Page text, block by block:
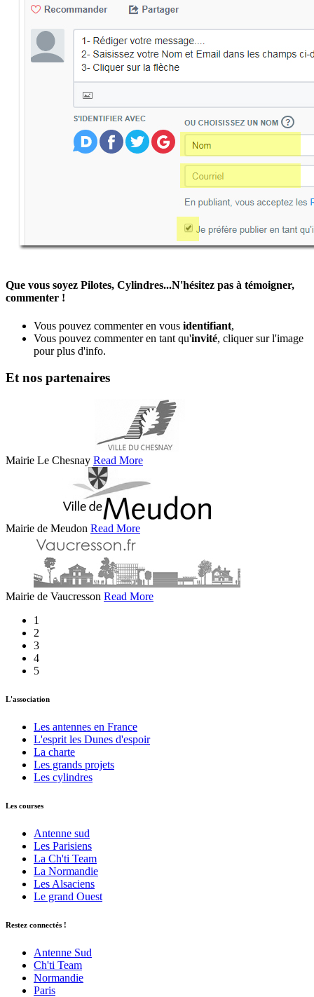
Que vous soyez Pilotes, Cylindres...N'hésitez pas à témoigner,
commenter !
Vous pouvez commenter en vous identifiant,
Vous pouvez commenter en tant qu'invité, cliquer sur l'image
pour plus d'info.
Et nos partenaires
Mairie Le Chesnay Read More
Mairie de Meudon Read More
Mairie de Vaucresson Read More
1
2
3
4
5
L'association
Les antennes en France
L'esprit les Dunes d'espoir
La charte
Les grands projets
Les cylindres
Les courses
Antenne sud
Les Parisiens
La Ch'ti Team
La Normandie
Les Alsaciens
Le grand Ouest
Restez connectés !
Antenne Sud
Ch'ti Team
Normandie
Paris